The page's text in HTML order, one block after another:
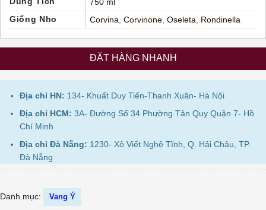
750 ml
Giống Nho
Corvina Corvinone, Oseleta Rondinella
ĐẶT HÀNG NHANH
Địa chỉ HN: 134- Khuất Duy Tiến-Thanh Xuân- Hà Nội
Địa chỉ HCM: 3A- Đường Số 34 Phường Tân Quy Quận 7- Hồ
Chí Minh
Địa chỉ Đà Nẵng: 1230- Xô Viết Nghệ Tĩnh, Q. Hải Châu, TP.
Đà Nẵng
Danh mục: Vang Ý